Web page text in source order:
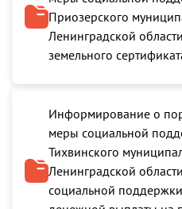
Приозерского
Ленинградской
земельного
Информирование о
меры социальной
Тихвинского
Ленинградской
социальной